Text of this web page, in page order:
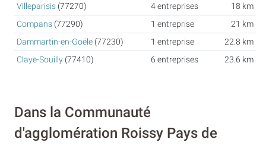
Villeparisis (77270) 4 entreprises
18 km
Compans (77290) 1 entreprise
21 km
Dammartin-en-Goële (77230) 1 entreprise
22.8 km
Claye-Souilly (77410) 6 entreprises 23.6 km
Dans la Communauté
d'agglomération Roissy Pays de